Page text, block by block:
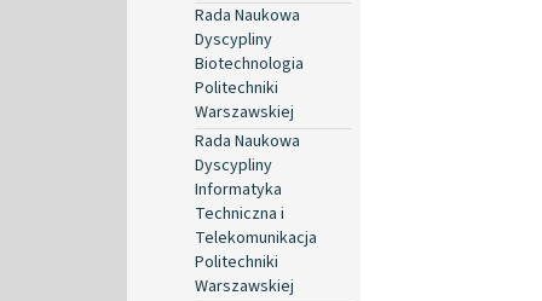
Rada Naukowa
Dyscypliny
Biotechnologia
Politechniki
Warszawskiej
Rada Naukowa
Dyscypliny
Informatyka
Techniczna i
Telekomunikacja
Politechniki
Warszawskiej